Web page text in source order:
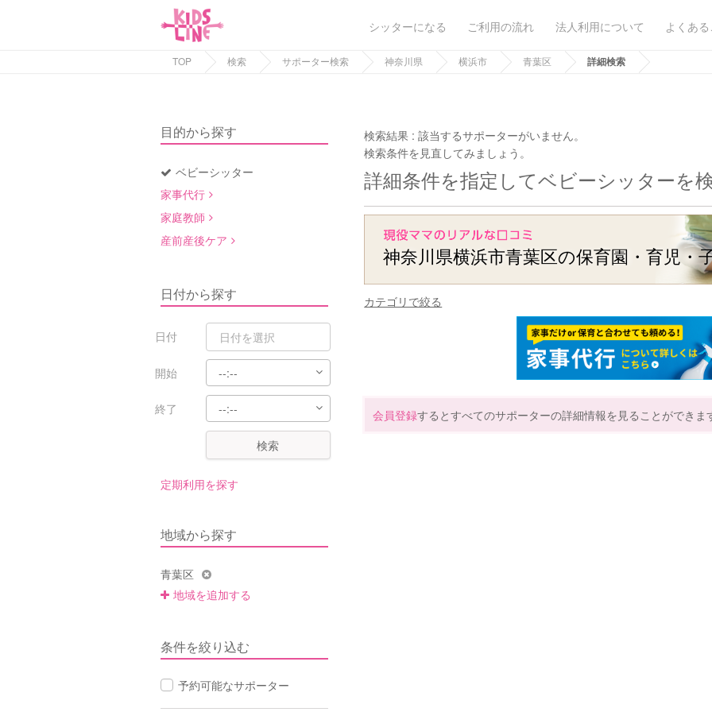
シッターになる ご利用の流れ 法人利用について よくあ
TOP 検索 サポーター検索 神奈川県 横浜市 青葉区 詳細検索
目的から探す
ベビーシッター
家事代行
家庭教師
産前産後ケア
日付から探す
日付
開始
終了
検索
定期利用を探す
地域から探す
青葉区
地域を追加する
条件を絞り込む
予約可能なサポーター
検索結果 :該当するサポーターがいません。
検索条件を見直してみましょう。
詳細条件を指定してベビーシッターを
神奈川県横浜市青葉区の保育園・育児・
カテゴリで絞る
会員登録するとすべてのサポーターの詳細情報を見ることができま